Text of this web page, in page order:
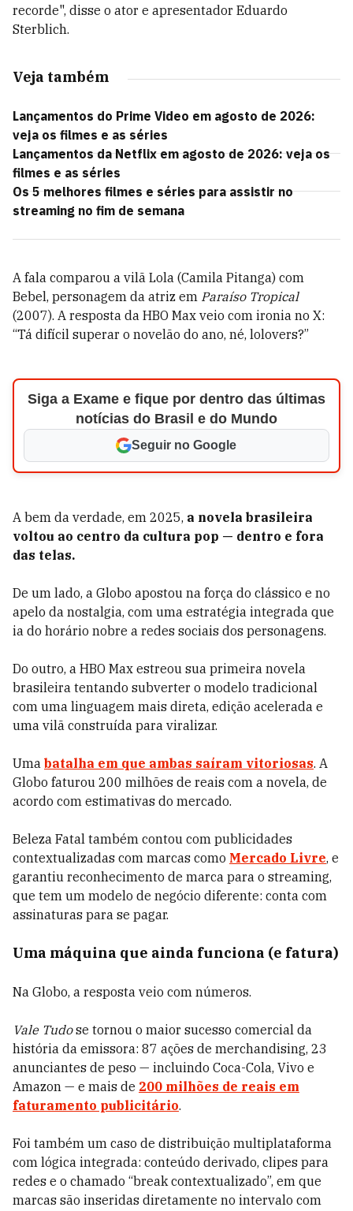
recorde", disse o ator e apresentador Eduardo
Sterblich.
Veja também
Lançamentos do Prime Video em agosto de 2026:
veja os filmes e as séries
Lançamentos da Netflix em agosto de 2026: veja os
filmes e as séries
Os 5 melhores filmes e séries para assistir no
streaming no fim de semana
A fala comparou a vilã Lola (Camila Pitanga) com
Bebel, personagem da atriz em Paraíso Tropical
(2007). A resposta da HBO Max veio com ironia no X:
“Tá difícil superar o novelão do ano, né, lolovers?”
Siga a Exame e fique por dentro das últimas
notícias do Brasil e do Mundo
Seguir no Google
A bem da verdade, em 2025, a novela brasileira
voltou ao centro da cultura pop — dentro e fora
das telas.
De um lado, a Globo apostou na força do clássico e no
apelo da nostalgia, com uma estratégia integrada que
ia do horário nobre a redes sociais dos personagens.
Do outro, a HBO Max estreou sua primeira novela
brasileira tentando subverter o modelo tradicional
com uma linguagem mais direta, edição acelerada e
uma vilã construída para viralizar.
Uma batalha em que ambas saíram vitoriosas. A
Globo faturou 200 milhões de reais com a novela, de
acordo com estimativas do mercado.
Beleza Fatal também contou com publicidades
contextualizadas com marcas como Mercado Livre, e
garantiu reconhecimento de marca para o streaming,
que tem um modelo de negócio diferente: conta com
assinaturas para se pagar.
Uma máquina que ainda funciona (e fatura)
Na Globo, a resposta veio com números.
Vale Tudose tornou o maior sucesso comercial da
história da emissora: 87 ações de merchandising, 23
anunciantes de peso — incluindo Coca-Cola, Vivo e
Amazon — e mais de 200 milhões de reais em
faturamento publicitário.
Foi também um caso de distribuição multiplataforma
com lógica integrada: conteúdo derivado, clipes para
redes e o chamado “break contextualizado”, em que
marcas são inseridas diretamente no intervalo com